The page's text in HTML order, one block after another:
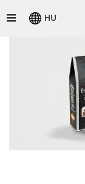
HU